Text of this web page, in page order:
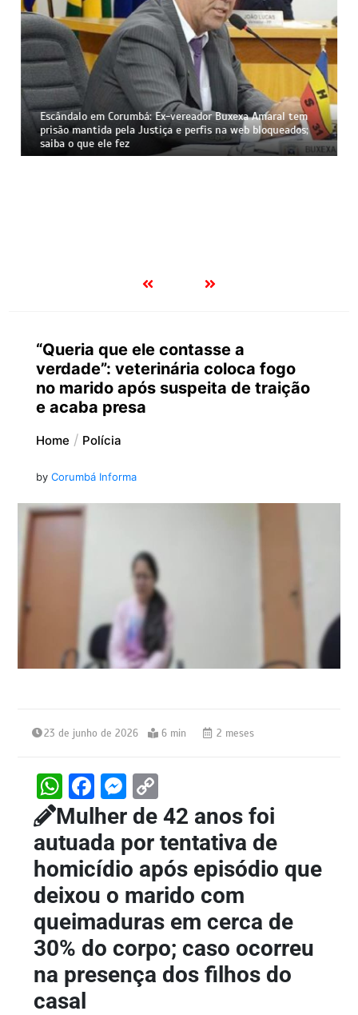
Escândalo em Corumbá: Ex-vereador Buxexa Amaral tem
prisão mantida pela Justiça e perfis na web bloqueados;
saiba o que ele fez
“Queria que ele contasse a
verdade”: veterinária coloca fogo
no marido após suspeita de traição
e acaba presa
Home Polícia
by Corumbá Informa
23 de junho de 2026 6 min 2 meses
W
h
at
s
A
p
p
F
a
c
e
b
o
o
k
M
e
s
s
e
n
g
er
o
p
y
Li
n
k
Mulher de 42 anos foi
autuada por tentativa de
homicídio após episódio que
deixou o marido com
queimaduras em cerca de
30% do corpo; caso ocorreu
na presença dos filhos do
casal